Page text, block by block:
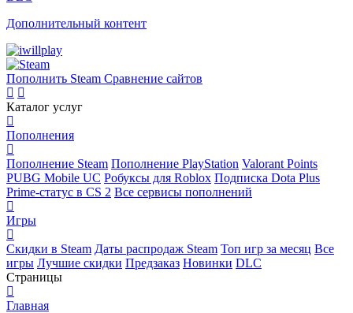
Дополнительный контент
Пополнить Steam Сравнение сайтов
Каталог услуг
Пополнения
Пополнение Steam Пополнение PlayStation Valorant Points
PUBG Mobile UC Робуксы для Roblox Подписка Dota Plus
Prime-статус в CS 2 Все сервисы пополнений
Игры
Скидки в Steam Даты распродаж Steam Топ игр за месяц Все
игры Лучшие скидки Предзаказ Новинки DLC
Страницы
Главная